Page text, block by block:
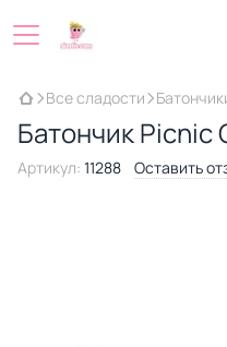
Все сладости
Батончик Picnic
Артикул: 11288 Оставить